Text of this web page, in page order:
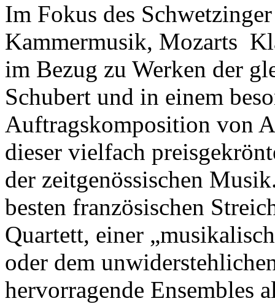
Im Fokus des
Kammermusik, Mozarts
im Bezug zu Werken der
Schubert und in einem
Auftragskomposition von
dieser vielfach
der zeitgenössischen
besten französischen
Quartett, einer
oder dem
hervorragende Ensembles